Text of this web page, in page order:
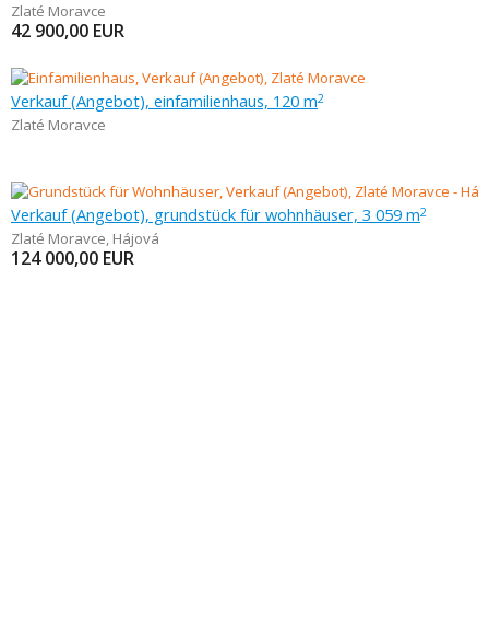
Zlaté Moravce
42 900,00 EUR
Verkauf (Angebot), einfamilienhaus, 120 m2
Zlaté Moravce
Verkauf (Angebot), grundstück für wohnhäuser, 3 059 m2
Zlaté Moravce, Hájová
124 000,00 EUR